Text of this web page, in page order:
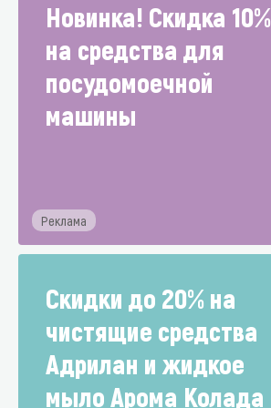
Новинка! Скидка 10%
на средства для
посудомоечной
машины
Реклама
Скидки до 20% на
чистящие средства
Адрилан и жидкое
мыло Арома Колада